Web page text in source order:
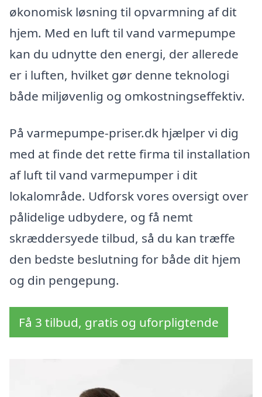
økonomisk løsning til opvarmning af dit
hjem. Med en luft til vand varmepumpe
kan du udnytte den energi, der allerede
er i luften, hvilket gør denne teknologi
både miljøvenlig og omkostningseffektiv.
På varmepumpe-priser.dk hjælper vi dig
med at finde det rette firma til installation
af luft til vand varmepumper i dit
lokalområde. Udforsk vores oversigt over
pålidelige udbydere, og få nemt
skræddersyede tilbud, så du kan træffe
den bedste beslutning for både dit hjem
og din pengepung.
Få 3 tilbud, gratis og uforpligtende